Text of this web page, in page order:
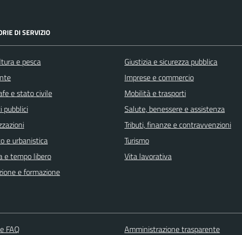
DI SERVIZIO
e pesca
e stato civile
pubblici
e urbanistica
e tempo libero
e formazione
Giustizia e sicurezza pubblica
Imprese e commercio
Mobilità e trasporti
Salute, benessere e assistenza
Tributi, finanze e contravvenzioni
Turismo
Vita lavorativa
FAQ Amministrazione trasparente